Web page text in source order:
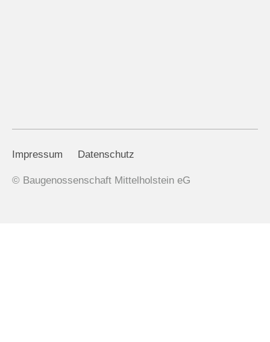
© Baugenossenschaft Mittelholstein eG
Impressum Datenschutz